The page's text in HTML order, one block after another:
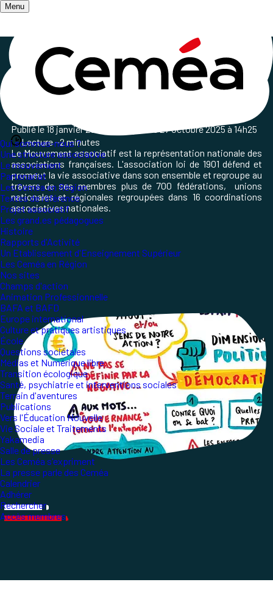
Menu
Qui sommes-nous ?
Une structure associative
Le mouvement
Partenariat
Les Ceméa en Région
Textes de référence
Projet associatif
Les grand.es pédagogues
Histoire
Rapports d'Activité
Un Etablissement d'Enseignement Supérieur
Les Ceméa en Région
Nos sites
Champs d'action
Animation Professionnelle
BAFA et BAFD
Europe international
Culture et pratiques artistiques
École
Questions sociétales
Médias et Numérique libre
Transition écologique
Santé, psychiatrie et interventions sociales
Terrain d'aventures
Publications
Vers l'Éducation Nouvelle
Vie Sociale et Traitements
Yakamedia
Salle de presse
Les Ceméa s'expriment
La presse parle des Ceméa
Calendrier
Adhérer
Rechercher
Accès membres
Accueil/ Partenaire dont les Ceméa sont membres
Le Mouvement associatif
Publié le18 janvier 2023
27 octobre 2025 à 14h25
Lecture ~2 minutes
Le Mouvement associatif est la représentation nationale des
associations françaises. L'association loi de 1901 défend et
promeut la vie associative dans son ensemble et regroupe au
travers de ses membres plus de 700 fédérations, unions
nationales et régionales regroupées dans 16 coordinations
associatives nationales.